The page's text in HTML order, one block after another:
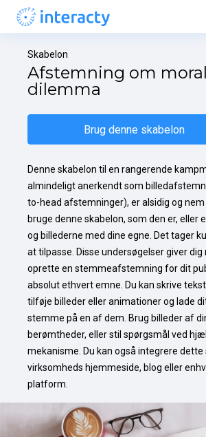
Skabelon
Afstemning om
dilemma
Brug denne skabelon
Denne skabelon til en rangerende
almindeligt anerkendt som
to-head afstemninger), er alsidig og nem
bruge denne skabelon, som den er, eller
og billederne med dine egne. Det tager
at tilpasse. Disse undersøgelser giver
oprette en stemmeafstemning for dit
absolut ethvert emne. Du kan skrive
tilføje billeder eller animationer og lade
stemme på en af dem. Brug billeder af
berømtheder, eller stil spørgsmål ved
mekanisme. Du kan også integrere dette
virksomheds hjemmeside, blog eller
platform.